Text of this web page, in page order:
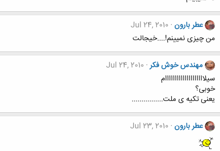
عطر بارون Jul 24, 2010
من چیزی نمیینم!....خیجالت
مهندس خوش فکر Jul 24, 2010
سیلاااااااااااااااااااام
خوبی؟
یعنی تکیه ی ملت................
عطر بارون Jul 23, 2010